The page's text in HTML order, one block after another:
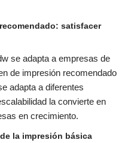
satisfacer
se adapta a empresas de
de impresión recomendado
adapta a diferentes
la convierte en
en crecimiento.
la impresión básica